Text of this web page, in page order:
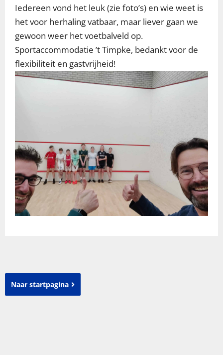
Iedereen vond het leuk (zie foto’s) en wie weet is
het voor herhaling vatbaar, maar liever gaan we
gewoon weer het voetbalveld op.
Sportaccommodatie ’t Timpke, bedankt voor de
flexibiliteit en gastvrijheid!
Naar startpagina